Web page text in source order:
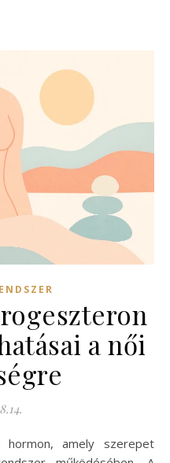
a női